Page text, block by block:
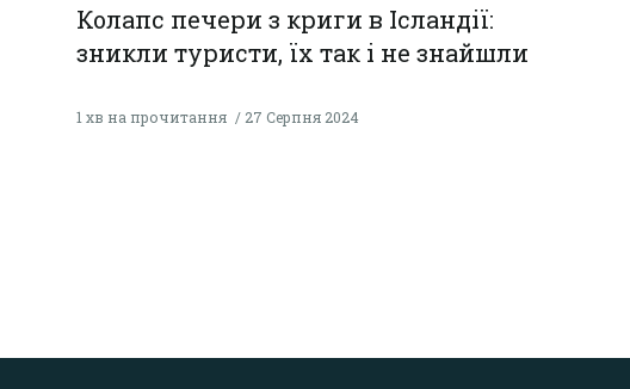
Колапс печери з криги в Ісландії:
зникли туристи, їх так і не знайшли
1 хв на прочитання 27 Серпня 2024